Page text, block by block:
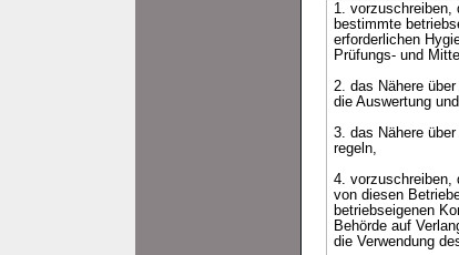
1. vorzuschreiben,
bestimmte
erforderlichen
Prüfungs- und
2. das Nähere
die Auswertung
3. das Nähere
regeln,
4. vorzuschreiben,
von diesen
betriebseigenen
Behörde auf
die Verwendung